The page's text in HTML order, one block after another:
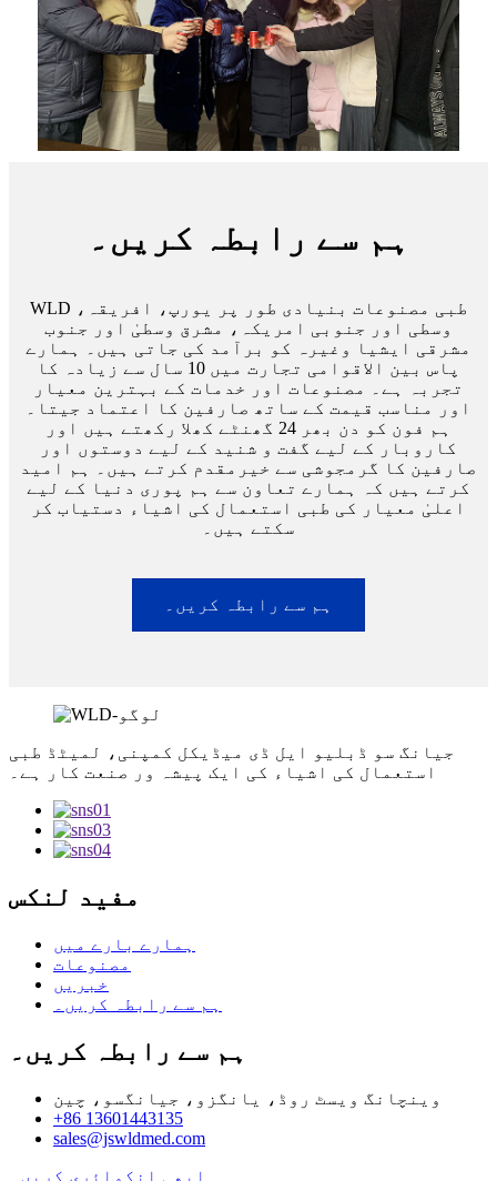
ہم سے رابطہ کریں۔
WLD طبی مصنوعات بنیادی طور پر یورپ، افریقہ،
وسطی اور جنوبی امریکہ، مشرق وسطیٰ اور جنوب
مشرقی ایشیا وغیرہ کو برآمد کی جاتی ہیں۔ ہمارے
پاس بین الاقوامی تجارت میں 10 سال سے زیادہ کا
تجربہ ہے۔ مصنوعات اور خدمات کے بہترین معیار
اور مناسب قیمت کے ساتھ صارفین کا اعتماد جیتا۔
ہم فون کو دن بھر 24 گھنٹے کھلا رکھتے ہیں اور
کاروبار کے لیے گفت و شنید کے لیے دوستوں اور
صارفین کا گرمجوشی سے خیرمقدم کرتے ہیں۔ ہم امید
کرتے ہیں کہ ہمارے تعاون سے ہم پوری دنیا کے لیے
اعلیٰ معیار کی طبی استعمال کی اشیاء دستیاب کر
سکتے ہیں۔
ہم سے رابطہ کریں۔
جیانگ سو ڈبلیو ایل ڈی میڈیکل کمپنی، لمیٹڈ طبی
استعمال کی اشیاء کی ایک پیشہ ور صنعت کار ہے۔
مفید لنکس
ہمارے بارے میں
مصنوعات
خبریں
ہم سے رابطہ کریں۔
ہم سے رابطہ کریں۔
وینچانگ ویسٹ روڈ، یانگزو، جیانگسو، چین
+86 13601443135
sales@jswldmed.com
ابھی انکوائری کریں۔